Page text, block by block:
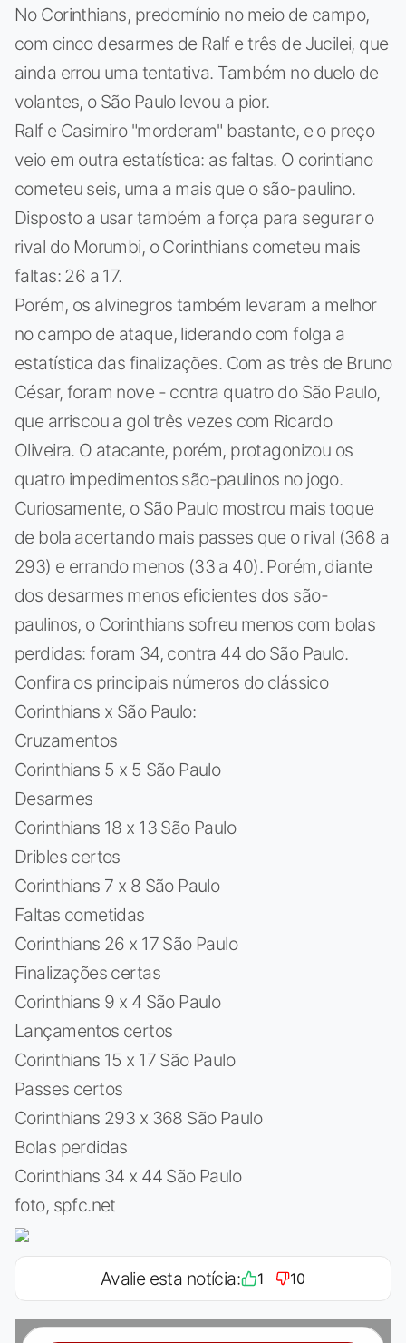
No Corinthians, predomínio no meio de campo,
com cinco desarmes de Ralf e três de Jucilei, que
ainda errou uma tentativa. Também no duelo de
volantes, o São Paulo levou a pior.
Ralf e Casimiro "morderam" bastante, e o preço
veio em outra estatística: as faltas. O corintiano
cometeu seis, uma a mais que o são-paulino.
Disposto a usar também a força para segurar o
rival do Morumbi, o Corinthians cometeu mais
faltas: 26 a 17.
Porém, os alvinegros também levaram a melhor
no campo de ataque, liderando com folga a
estatística das finalizações. Com as três de Bruno
César, foram nove - contra quatro do São Paulo,
que arriscou a gol três vezes com Ricardo
Oliveira. O atacante, porém, protagonizou os
quatro impedimentos são-paulinos no jogo.
Curiosamente, o São Paulo mostrou mais toque
de bola acertando mais passes que o rival (368 a
293) e errando menos (33 a 40). Porém, diante
dos desarmes menos eficientes dos são-
paulinos, o Corinthians sofreu menos com bolas
perdidas: foram 34, contra 44 do São Paulo.
Confira os principais números do clássico
Corinthians x São Paulo:
Cruzamentos
Corinthians 5 x 5 São Paulo
Desarmes
Corinthians 18 x 13 São Paulo
Dribles certos
Corinthians 7 x 8 São Paulo
Faltas cometidas
Corinthians 26 x 17 São Paulo
Finalizações certas
Corinthians 9 x 4 São Paulo
Lançamentos certos
Corinthians 15 x 17 São Paulo
Passes certos
Corinthians 293 x 368 São Paulo
Bolas perdidas
Corinthians 34 x 44 São Paulo
foto, spfc.net
Avalie esta notícia: 1 10